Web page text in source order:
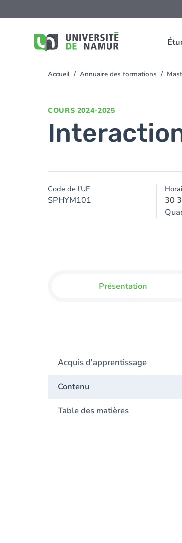
au
You
Accueil Annuaire des formations
COURS 2024-2025
Code de l'UE
SPHYM101
30
Présentation
Acquis d'apprentissage
Contenu
Table des matières